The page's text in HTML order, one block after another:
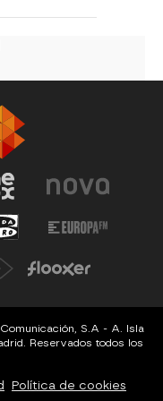
S.A - A. Isla
Reservados todos los
Política de cookies